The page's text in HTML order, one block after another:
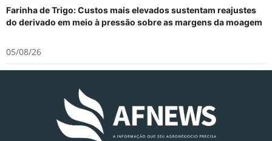
Farinha de Trigo: Custos mais elevados sustentam reajustes
do derivado em meio à pressão sobre as margens da moagem
05/08/26